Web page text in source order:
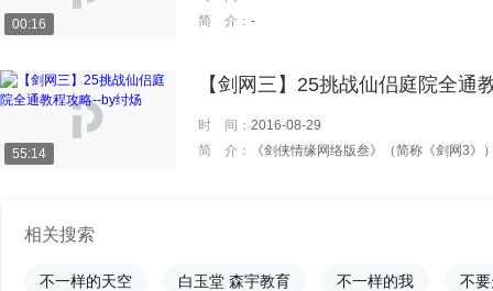
00:16
简 介： -
55:14
【剑网三】25挑战仙侣庭院全通
时 间： 2016-08-29
简 介：
《剑侠情缘网络版叁》（简称《剑网3》）是由金山软件西山居开发，金山运营的3D武侠角色扮演网游。《剑网3》凭借大规模的地形植被渲染技术、大量的场景光影特效和
相关搜索
不一样的天空 白玉堂 森宇教育 不一样的我 不